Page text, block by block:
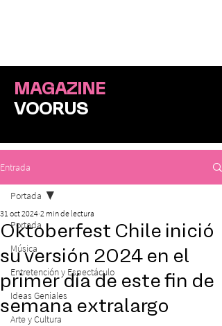
MAGAZINE
VOORUS
Entrada
Portada
Música
Entretención y Espectáculo
Ideas Geniales
Arte y Cultura
Portada
Oktoberfest Chile inició
su versión 2024 en el
primer día de este fin de
semana extralargo
31 oct 2024 2 min de lectura